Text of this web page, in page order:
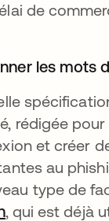
de
les mots
rédigée
et créer
au
type de
s’ouvre dans
, qui est déjà